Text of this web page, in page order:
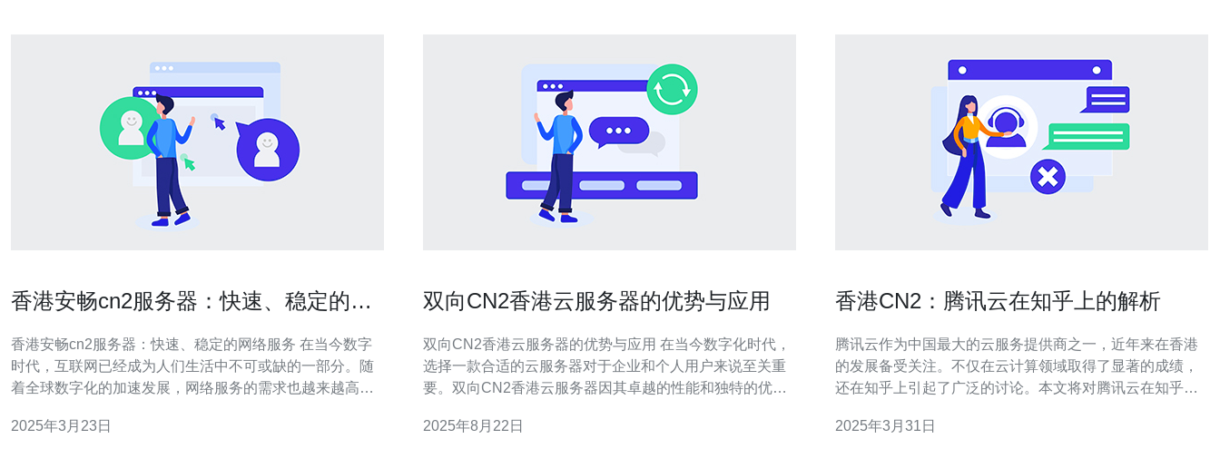
香港安畅cn2服务器：快速、稳定的网
香港安畅cn2服务器：快速、稳定的网络服务 在当今数字
时代，互联网已经成为人们生活中不可或缺的一部分。随
着全球数字化的加速发展，网络服务的需求也越来越高。
能够满足用户对快速、稳定网络的需求。 香港安畅cn2服
2025年3月23日
双向CN2香港云服务器的优势与应用
双向CN2香港云服务器的优势与应用 在当今数字化时代，
选择一款合适的云服务器对于企业和个人用户来说至关重
要。双向CN2香港云服务器因其卓越的性能和独特的优
CN2香港云服务器的三大核心优势，以及其在实际应用中
2025年8月22日
香港CN2：腾讯云在知乎上的解析
腾讯云作为中国最大的云服务提供商之一，近年来在香港
的发展备受关注。不仅在云计算领域取得了显著的成绩，
还在知乎上引起了广泛的讨论。本文将对腾讯云在知乎上
跃，用户们对腾讯云的评价褒贬不一。有些人认为腾讯云
2025年3月31日